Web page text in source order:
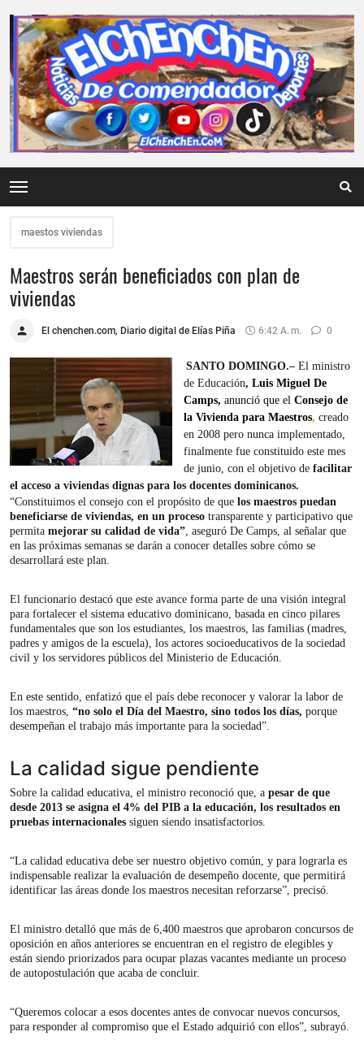
maestos viviendas
Maestros serán beneficiados con plan de
viviendas
El chenchen.com, Diario digital de Elías Piña 6:42 A. M. 0
SANTO DOMINGO.– El ministro
de Educación, Luis Miguel De
Camps, anunció que el Consejo de
la Vivienda para Maestros, creado
en 2008 pero nunca implementado,
finalmente fue constituido este mes
de junio, con el objetivo de facilitar
el acceso a viviendas dignas para los docentes dominicanos.
“Constituimos el consejo con el propósito de que los maestros puedan
beneficiarse de viviendas, en un proceso transparente y participativo que
permita mejorar su calidad de vida”, aseguró De Camps, al señalar que
en las próximas semanas se darán a conocer detalles sobre cómo se
desarrollará este plan.
El funcionario destacó que este avance forma parte de una visión integral
para fortalecer el sistema educativo dominicano, basada en cinco pilares
fundamentales que son los estudiantes, los maestros, las familias (madres,
padres y amigos de la escuela), los actores socioeducativos de la sociedad
civil y los servidores públicos del Ministerio de Educación.
En este sentido, enfatizó que el país debe reconocer y valorar la labor de
los maestros, “no solo el Día del Maestro, sino todos los días, porque
desempeñan el trabajo más importante para la sociedad”.
La calidad sigue pendiente
Sobre la calidad educativa, el ministro reconoció que, a pesar de que
desde 2013 se asigna el 4% del PIB a la educación, los resultados en
pruebas internacionales siguen siendo insatisfactorios.
“La calidad educativa debe ser nuestro objetivo común, y para lograrla es
indispensable realizar la evaluación de desempeño docente, que permitirá
identificar las áreas donde los maestros necesitan reforzarse”, precisó.
El ministro detalló que más de 6,400 maestros que aprobaron concursos de
oposición en años anteriores se encuentran en el registro de elegibles y
están siendo priorizados para ocupar plazas vacantes mediante un proceso
de autopostulación que acaba de concluir.
“Queremos colocar a esos docentes antes de convocar nuevos concursos,
para responder al compromiso que el Estado adquirió con ellos”, subrayó.